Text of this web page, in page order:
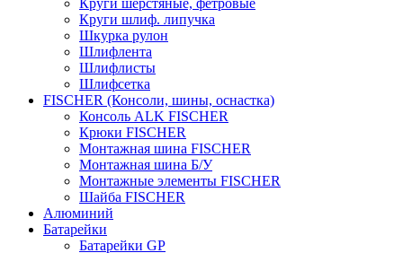
Круги шерстяные, фетровые
Круги шлиф. липучка
Шкурка рулон
Шлифлента
Шлифлисты
Шлифсетка
FISCHER (Консоли, шины, оснастка)
Консоль ALK FISCHER
Крюки FISCHER
Монтажная шина FISCHER
Монтажная шина Б/У
Монтажные элементы FISCHER
Шайба FISCHER
Алюминий
Батарейки
Батарейки GP